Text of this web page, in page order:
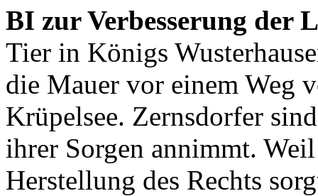
BI zur Verbesserung der
Tier in Königs
die Mauer vor einem Weg
Krüpelsee. Zernsdorfer
ihrer Sorgen annimmt.
Herstellung des Rechts